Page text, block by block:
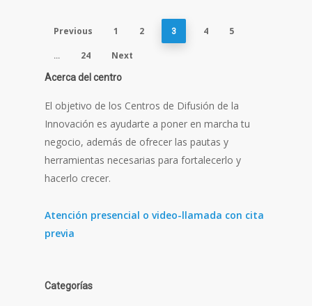
Previous 1 2 3 4 5
… 24 Next
Acerca del centro
El objetivo de los Centros de Difusión de la
Innovación es ayudarte a poner en marcha tu
negocio, además de ofrecer las pautas y
herramientas necesarias para fortalecerlo y
hacerlo crecer.
Atención presencial o video-llamada con cita
previa
Categorías